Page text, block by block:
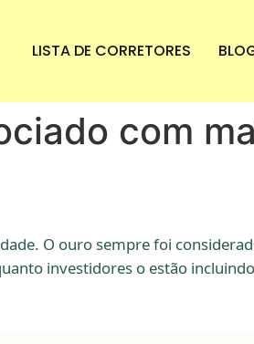
LISTA DE CORRETORES
com
O ouro sempre foi
investidores o estão